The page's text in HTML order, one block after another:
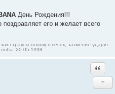
День Рождения!!!
его и желает всего
страусы голову в песок, затмение ударит
20.05.1998.
−